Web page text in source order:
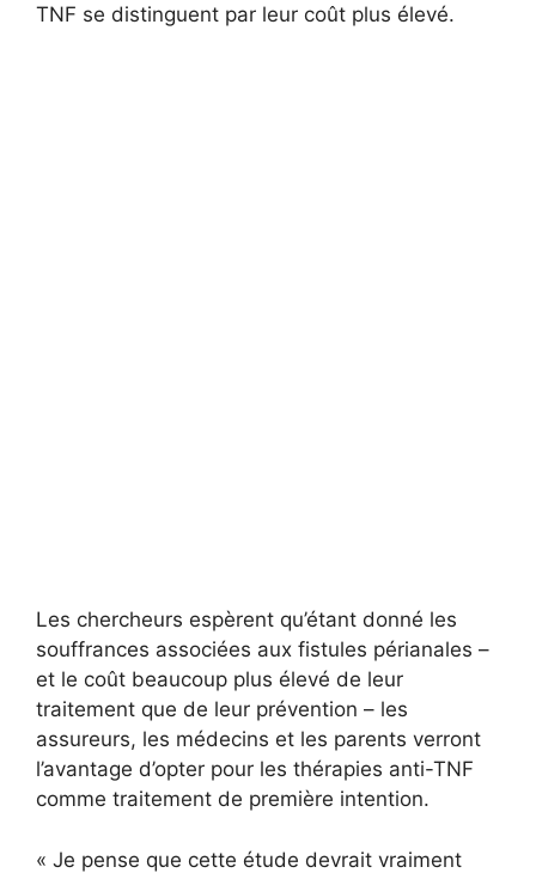
TNF se distinguent par leur coût plus élevé.
Les chercheurs espèrent qu’étant donné les
souffrances associées aux fistules périanales –
et le coût beaucoup plus élevé de leur
traitement que de leur prévention – les
assureurs, les médecins et les parents verront
l’avantage d’opter pour les thérapies anti-TNF
comme traitement de première intention.
« Je pense que cette étude devrait vraiment